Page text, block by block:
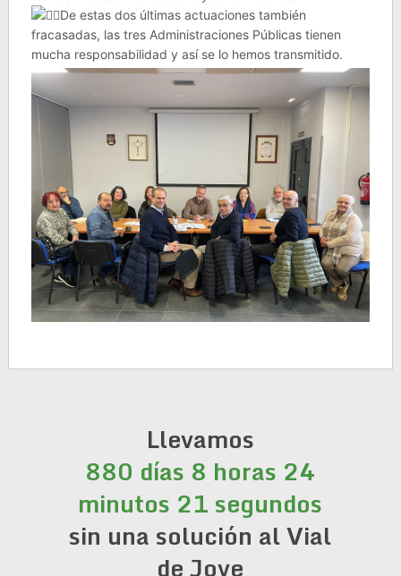
De estas dos últimas actuaciones también
fracasadas, las tres Administraciones Públicas tienen
mucha responsabilidad y así se lo hemos transmitido.
Llevamos
880 días 8 horas 24
minutos 21 segundos
sin una solución al Vial
de Jove